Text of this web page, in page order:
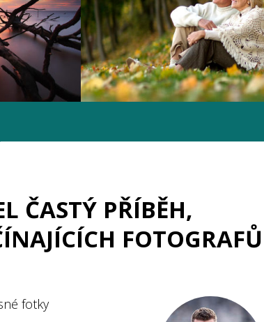
ČASTÝ PŘÍBĚH,
FOTOGRAFŮ
fotky